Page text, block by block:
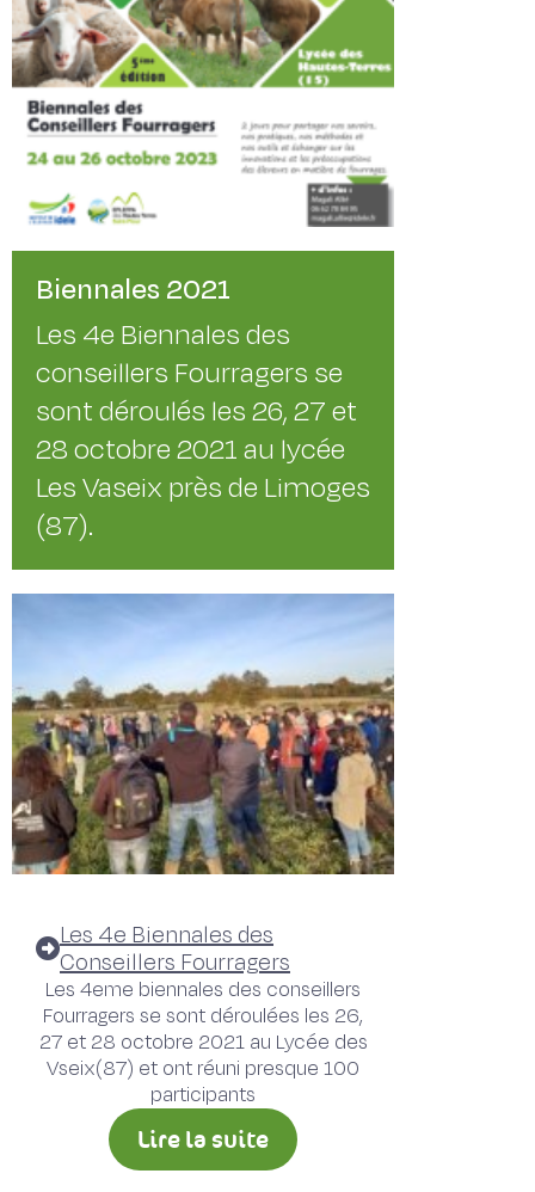
Biennales 2021
Les 4e Biennales des
conseillers Fourragers se
sont déroulés les 26, 27 et
28 octobre 2021 au lycée
Les Vaseix près de Limoges
(87).
Les 4e Biennales des
Conseillers Fourragers
Les 4eme biennales des conseillers
Fourragers se sont déroulées les 26,
27 et 28 octobre 2021 au Lycée des
Vseix(87) et ont réuni presque 100
participants
Lire la suite